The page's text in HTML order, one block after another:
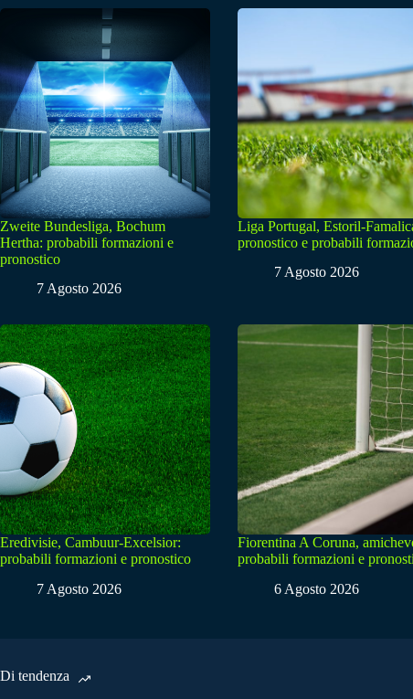
Zweite Bundesliga, Bochum
Hertha: probabili formazioni e
pronostico
7 Agosto 2026
Liga Portugal, Estoril-
pronostico e probabili
7 Agosto 2026
Eredivisie, Cambuur-Excelsior:
probabili formazioni e pronostico
7 Agosto 2026
Fiorentina A Coruna,
probabili formazioni e
6 Agosto 2026
Di tendenza